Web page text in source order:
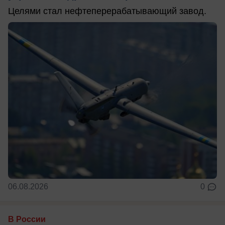
Целями стал нефтеперерабатывающий завод.
06.08.2026 0
В России